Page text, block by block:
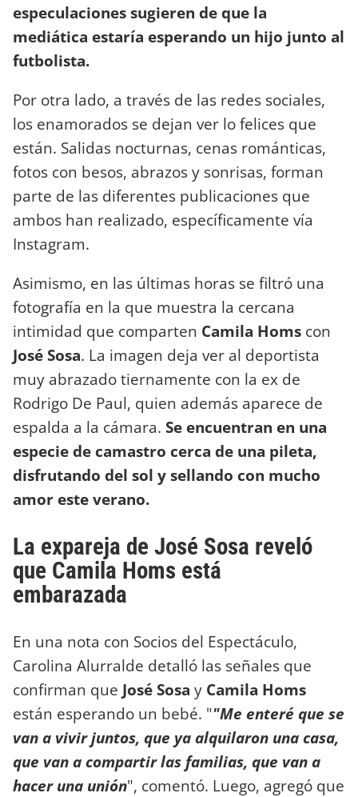
especulaciones sugieren de que la
mediática estaría esperando un hijo junto al
futbolista.
Por otra lado, a través de las redes sociales,
los enamorados se dejan ver lo felices que
están. Salidas nocturnas, cenas románticas,
fotos con besos, abrazos y sonrisas, forman
parte de las diferentes publicaciones que
ambos han realizado, específicamente vía
Instagram.
Asimismo, en las últimas horas se filtró una
fotografía en la que muestra la cercana
intimidad que comparten Camila Homs con
José Sosa. La imagen deja ver al deportista
muy abrazado tiernamente con la ex de
Rodrigo De Paul, quien además aparece de
espalda a la cámara. Se encuentran en una
especie de camastro cerca de una pileta,
disfrutando del sol y sellando con mucho
amor este verano.
La expareja de José Sosa reveló
que Camila Homs está
embarazada
En una nota con Socios del Espectáculo,
Carolina Alurralde detalló las señales que
confirman que José Sosa y Camila Homs
están esperando un bebé. ""Me enteré que se
van a vivir juntos, que ya alquilaron una casa,
que van a compartir las familias, que van a
hacer una unión", comentó. Luego, agregó que